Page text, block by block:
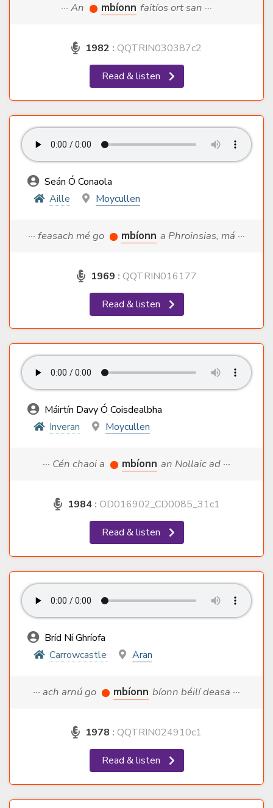
··· An mbíonn faitíos ort san ···
1982 : QQTRIN030387c2
Read & listen
Seán Ó Conaola
Aille
Moycullen
··· feasach mé go mbíonn a Phroinsias, má ···
1969 : QQTRIN016177
Read & listen
Máirtín Davy Ó Coisdealbha
Inveran
Moycullen
··· Cén chaoi a mbíonn an Nollaic ad ···
1984 : OD016902_CD0085_31c1
Read & listen
Bríd Ní Ghríofa
Carrowcastle
Aran
··· ach arnú go mbíonn bíonn béilí deasa ···
1978 : QQTRIN024910c1
Read & listen